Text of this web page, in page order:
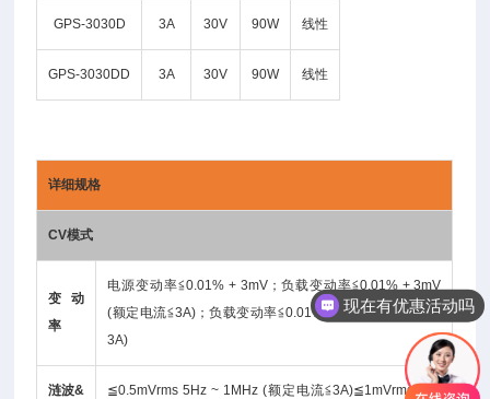
现在有优惠活动吗
GPS-3030D 3A 30V 90W 线性
GPS-3030DD 3A 30V 90W 线性
详细规格
CV模式
变动
率
电源变动率≦0.01% + 3mV；负载变动率≦0.01% + 3mV
(额定电流≦3A)；负载变动率≦0.01% + 5mV (额定电流 >
3A)
涟波&
≦0.5mVrms 5Hz ~ 1MHz (额定电流≦3A)≦1mVrms 5Hz